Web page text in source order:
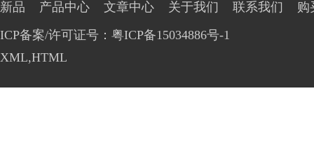
新品 产品中心 文章中心 关于我们 联系我们
购
ICP备案/许可证号：粤ICP备15034886号-1
XML,HTML